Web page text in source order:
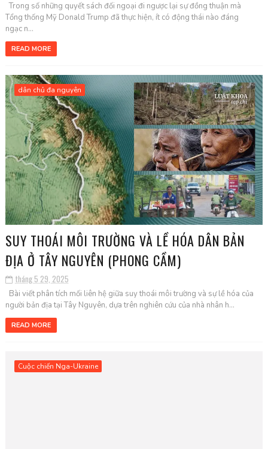
Trong số những quyết sách đối ngoại đi ngược lại sự đồng thuận mà
Tổng thống Mỹ Donald Trump đã thực hiện, ít có động thái nào đáng
ngạc n...
READ MORE
dân chủ đa nguyên
SUY THOÁI MÔI TRƯỜNG VÀ LỀ HÓA DÂN BẢN
ĐỊA Ở TÂY NGUYÊN (PHONG CẦM)
tháng 5 29, 2025
Bài viết phân tích mối liên hệ giữa suy thoái môi trường và sự lề hóa của
người bản địa tại Tây Nguyên, dựa trên nghiên cứu của nhà nhân h...
READ MORE
Cuộc chiến Nga-Ukraine